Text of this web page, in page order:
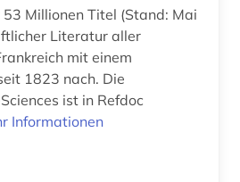
nationalbibliografie (3)
nationalkonvent (1)
nationalmuseum (1)
Millionen Titel (Stand: Mai
Literatur aller
mit einem
1823 nach. Die
ist in Refdoc
Informationen